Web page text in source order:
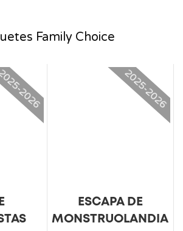
Family Choice
2026 2025-2026
ESCAPA DE
MONSTRUOLANDIA